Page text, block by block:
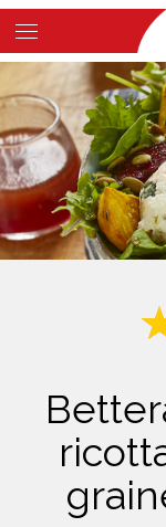
Skip
to
main
content
Main
Content